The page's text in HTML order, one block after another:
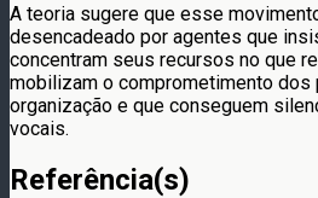
A teoria sugere que esse
desencadeado por agentes que
concentram seus recursos no que
mobilizam o comprometimento dos
organização e que conseguem
vocais.
Referência(s)